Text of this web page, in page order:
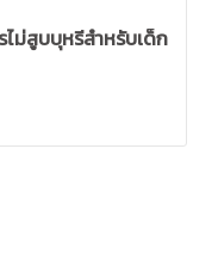
ไม่สูบบุหรี่สำหรับเด็ก